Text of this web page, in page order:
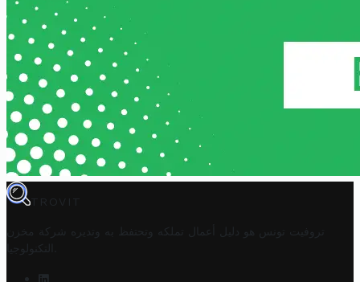
TROVIT
تروفيت تونس هو دليل أعمال تملكه وتحتفظ به وتديره
شركة مخزن
التكنولوجيا